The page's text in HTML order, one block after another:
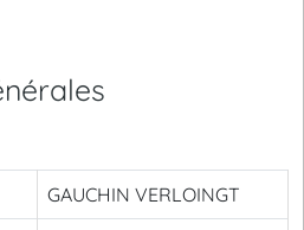
GAUCHIN VERLOINGT